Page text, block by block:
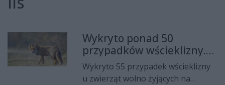
Wykryto ponad 50
przypadków wścieklizny.
Trwa akcja szczepienia
lisów
Wykryto 55 przypadek wścieklizny
u zwierząt wolno żyjących na